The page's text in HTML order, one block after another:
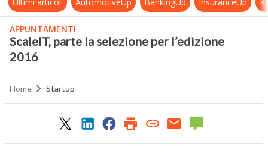
APPUNTAMENTI
ScaleIT, parte la selezione per l’edizione
2016
Home Startup